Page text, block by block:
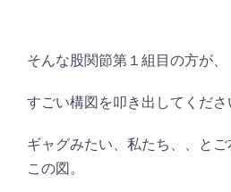
そんな股関節第１組目の方が、
すごい構図を叩き出してくださ
ギャグみたい、私たち、、と
この図。